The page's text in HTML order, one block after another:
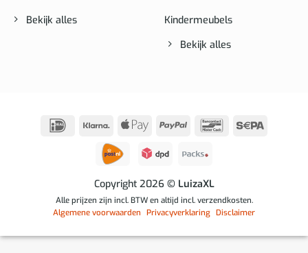
Bekijk alles
Kindermeubels
Bekijk alles
IDeal Klarna
Apple
PayPal BancontactSepa
Copyright 2026 © LuizaXL
Alle prijzen zijn incl. BTW en altijd incl. verzendkosten.
Algemene voorwaarden Privacyverklaring Disclaimer